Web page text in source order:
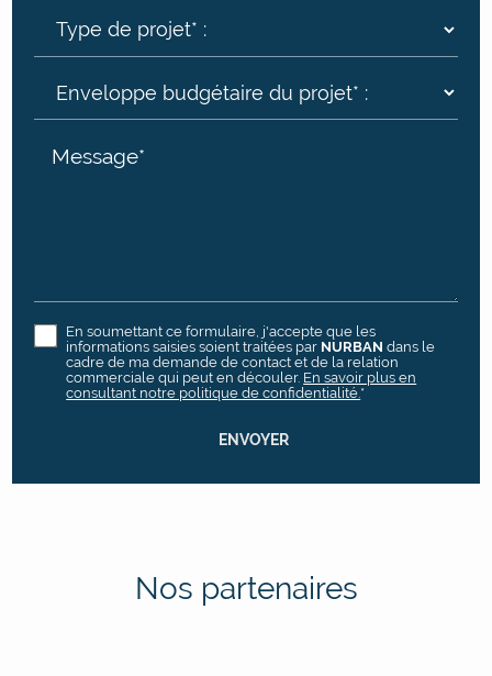
Message*
En soumettant ce formulaire, j'accepte que les
informations saisies soient traitées par NURBAN dans le
cadre de ma demande de contact et de la relation
commerciale qui peut en découler. En savoir plus en
consultant notre politique de confidentialité.*
Nos partenaires